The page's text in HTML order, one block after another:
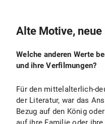
Alte Motive, neue
Welche anderen Werte
und ihre Verfilmungen?
Für den mittelalterlich-
der Literatur, war das
Bezug auf den König